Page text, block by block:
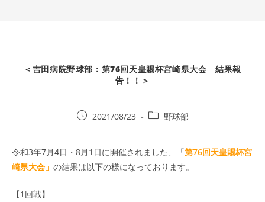
＜吉田病院野球部：第76回天皇賜杯宮崎県大会 結果報
告！！＞
2021/08/23 野球部
令和3年7月4日・8月1日に開催されました、「第76回天皇賜杯宮
崎県大会」 の結果は以下の様になっております。
【1回戦】